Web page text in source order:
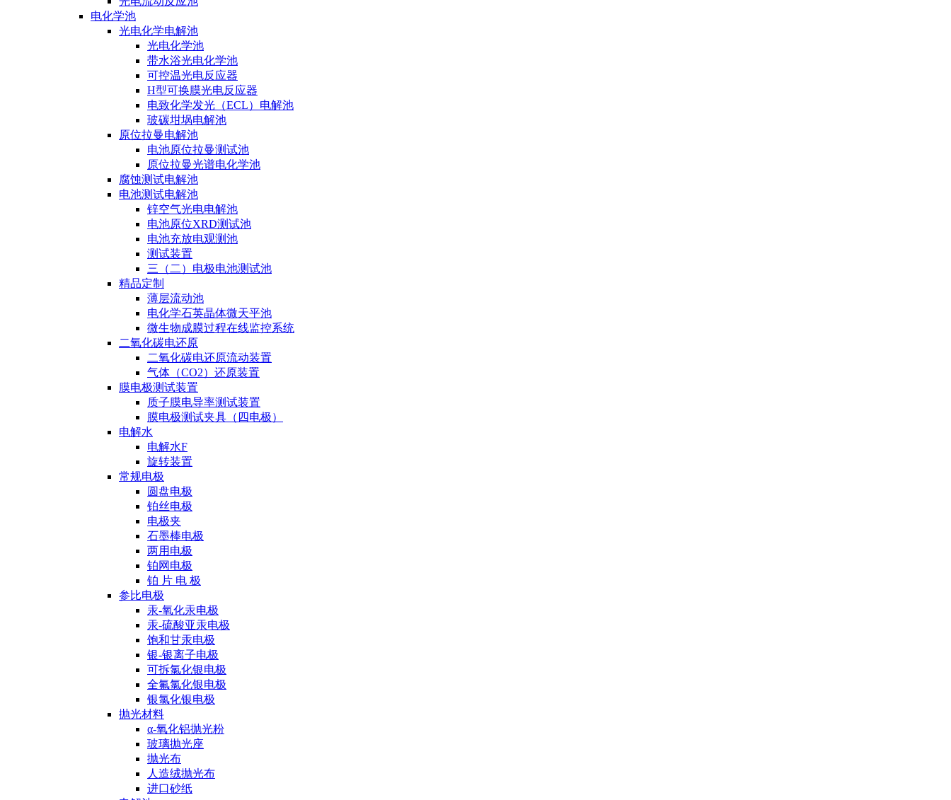
电化学池
光电化学电解池
光电化学池
带水浴光电化学池
可控温光电反应器
H型可换膜光电反应器
电致化学发光（ECL）电解池
玻碳坩埚电解池
原位拉曼电解池
电池原位拉曼测试池
原位拉曼光谱电化学池
腐蚀测试电解池
电池测试电解池
锌空气光电电解池
电池原位XRD测试池
电池充放电观测池
测试装置
三（二）电极电池测试池
精品定制
薄层流动池
电化学石英晶体微天平池
微生物成膜过程在线监控系统
二氧化碳电还原
二氧化碳电还原流动装置
气体（CO2）还原装置
膜电极测试装置
质子膜电导率测试装置
膜电极测试夹具（四电极）
电解水
电解水F
旋转装置
常规电极
圆盘电极
铂丝电极
电极夹
石墨棒电极
两用电极
铂网电极
铂 片 电 极
参比电极
汞-氧化汞电极
汞-硫酸亚汞电极
饱和甘汞电极
银-银离子电极
可拆氯化银电极
全氟氯化银电极
银氯化银电极
抛光材料
α-氧化铝抛光粉
玻璃抛光座
抛光布
人造绒抛光布
进口砂纸